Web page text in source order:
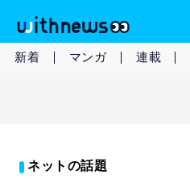
新着 マンガ 連載
ネットの話題